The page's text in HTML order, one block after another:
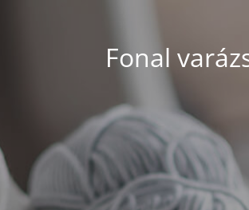
Fonal